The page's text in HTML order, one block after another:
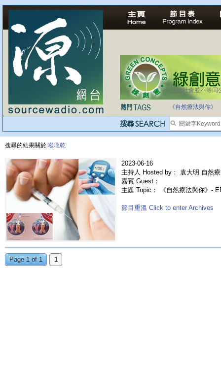
法治社會並不等同
《自然療法與你》
搜尋的結果關於:喉嚨乾
2023-06-16
主持人 Hosted by： 袁大明 自然
嘉賓 Guest：
主題 Topic： 《自然療法與你》-
節目重溫 Click to enter Archives
Page 1 of 1 1